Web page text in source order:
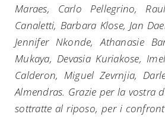
Maraes, Carlo Pellegrino,
Canaletti, Barbara Klose, Jan
Jennifer Nkonde, Athanasie
Mukaya, Devasia Kuriakose,
Calderon, Miguel Zevrnjia,
Almendras. Grazie per la vostra
sottratte al riposo, per i